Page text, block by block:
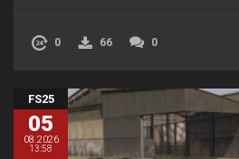
0 66 0
FS25
05
08.2026
13:58